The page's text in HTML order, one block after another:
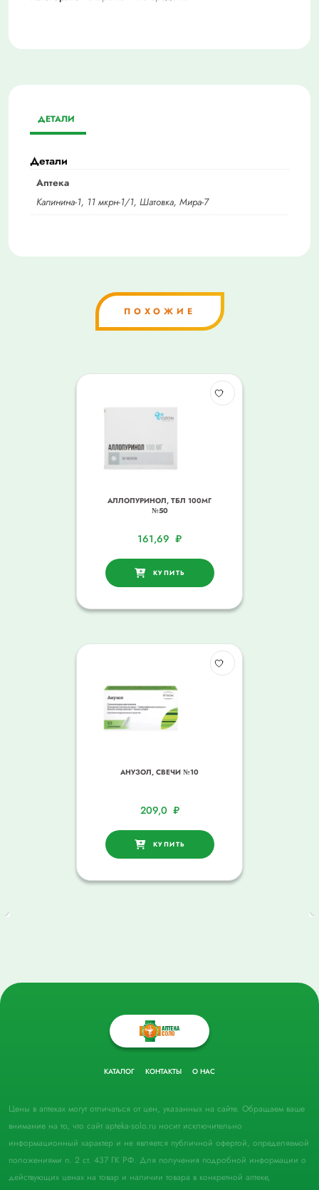
ДЕТАЛИ
Детали
Аптека
Калинина-1, 11 мкрн-1/1, Шатовка, Мира-7
ПОХОЖИЕ
АЛЛОПУРИНОЛ, ТБЛ 100МГ
№50
161,69 ₽
КУПИТЬ
АНУЗОЛ, СВЕЧИ №10
209,0 ₽
КУПИТЬ
КАТАЛОГ КОНТАКТЫ О НАС
Цены в аптеках могут отличаться от цен, указанных на сайте. Обращаем ваше
внимание на то, что сайт apteka-solo.ru носит исключительно
информационный характер и не является публичной офертой, определяемой
положениями п. 2 ст. 437 ГК РФ. Для получения подробной информации о
действующих ценах на товар и наличии товара в конкретной аптеке,